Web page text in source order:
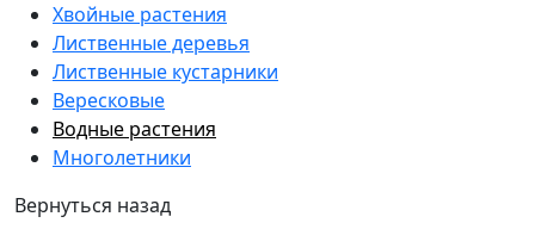
Хвойные растения
Лиственные деревья
Лиственные кустарники
Вересковые
Водные растения
Многолетники
Вернуться назад